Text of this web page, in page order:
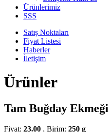
Ürünlerimiz
SSS
Satış Noktaları
Fiyat Listesi
Haberler
İletişim
Ürünler
Tam Buğday Ekmeği
Fiyat: 23.00 , Birim: 250 g